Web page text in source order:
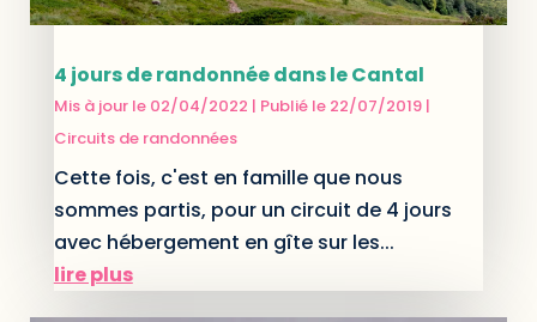
4 jours de randonnée dans le Cantal
Mis à jour le 02/04/2022 | Publié le 22/07/2019|
Circuits de randonnées
Cette fois, c'est en famille que nous
sommes partis, pour un circuit de 4 jours
avec hébergement en gîte sur les...
lire plus